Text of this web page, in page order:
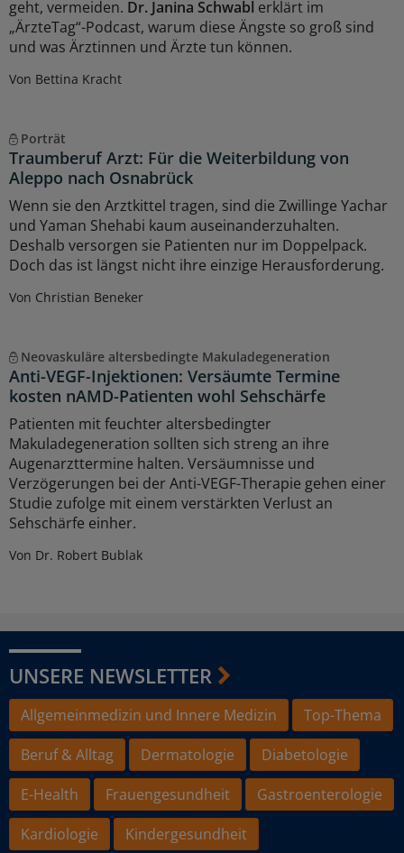
geht, vermeiden. Dr. Janina Schwabl erklärt im
„ÄrzteTag“-Podcast, warum diese Ängste so groß sind
und was Ärztinnen und Ärzte tun können.
Von Bettina Kracht
Porträt
Traumberuf Arzt: Für die Weiterbildung von
Aleppo nach Osnabrück
Wenn sie den Arztkittel tragen, sind die Zwillinge Yachar
und Yaman Shehabi kaum auseinanderzuhalten.
Deshalb versorgen sie Patienten nur im Doppelpack.
Doch das ist längst nicht ihre einzige Herausforderung.
Von Christian Beneker
Neovaskuläre altersbedingte Makuladegeneration
Anti-VEGF-Injektionen: Versäumte Termine
kosten nAMD-Patienten wohl Sehschärfe
Patienten mit feuchter altersbedingter
Makuladegeneration sollten sich streng an ihre
Augenarzttermine halten. Versäumnisse und
Verzögerungen bei der Anti-VEGF-Therapie gehen einer
Studie zufolge mit einem verstärkten Verlust an
Sehschärfe einher.
Von Dr. Robert Bublak
UNSERE NEWSLETTER
Allgemeinmedizin und Innere Medizin
Top-Thema
Beruf & Alltag
Dermatologie
Diabetologie
E-Health
Frauengesundheit
Gastroenterologie
Kardiologie
Kindergesundheit